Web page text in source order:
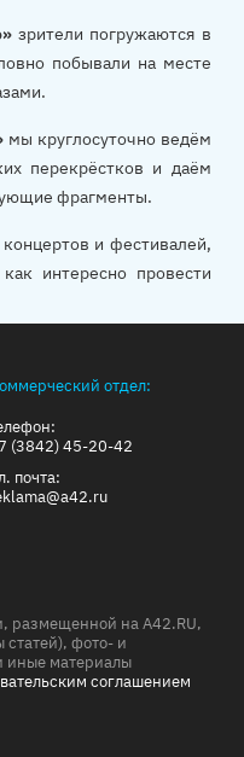
зрители погружаются в
побывали на месте
мы круглосуточно ведём
перекрёстков и даём
фрагменты.
и фестивалей,
интересно провести
отдел:
(3842) 45-20-42
почта:
размещенной на A42.RU,
статей), фото- и
иные материалы
соглашением